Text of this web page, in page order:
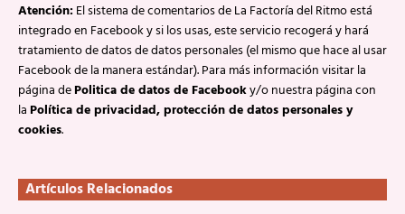
Atención:El sistema de comentarios de La Factoría del Ritmo está
integrado en Facebook y si los usas, este servicio recogerá y hará
tratamiento de datos de datos personales (el mismo que hace al usar
Facebook de la manera estándar). Para más información visitar la
página dePolitica de datos de Facebooky/o nuestra página con
laPolítica de privacidad, protección de datos personales y
cookies.
Artículos Relacionados